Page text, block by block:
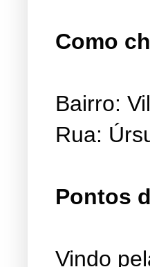
Como
Bairro:
Rua:
Pontos
Vindo